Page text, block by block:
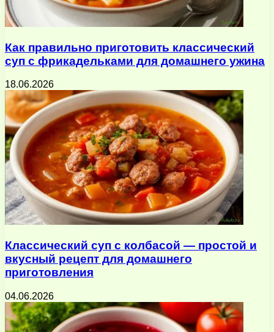
Как правильно приготовить классический
суп с фрикадельками для домашнего ужина
18.06.2026
Классический суп с колбасой — простой и
вкусный рецепт для домашнего
приготовления
04.06.2026